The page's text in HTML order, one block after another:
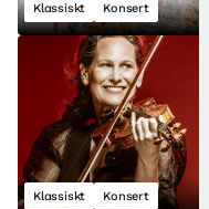
Klassiskt Konsert
Klassiskt Konsert